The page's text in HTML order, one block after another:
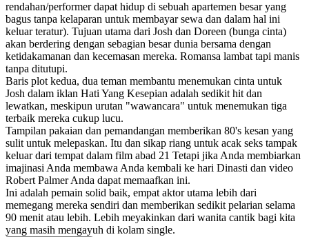
rendahan/performer dapat hidup di sebuah apartemen besar yang
bagus tanpa kelaparan untuk membayar sewa dan dalam hal ini
keluar teratur). Tujuan utama dari Josh dan Doreen (bunga cinta)
akan berdering dengan sebagian besar dunia bersama dengan
ketidakamanan dan kecemasan mereka. Romansa lambat tapi manis
tanpa ditutupi.
Baris plot kedua, dua teman membantu menemukan cinta untuk
Josh dalam iklan Hati Yang Kesepian adalah sedikit hit dan
lewatkan, meskipun urutan "wawancara" untuk menemukan tiga
terbaik mereka cukup lucu.
Tampilan pakaian dan pemandangan memberikan 80's kesan yang
sulit untuk melepaskan. Itu dan sikap riang untuk acak seks tampak
keluar dari tempat dalam film abad 21 Tetapi jika Anda membiarkan
imajinasi Anda membawa Anda kembali ke hari Dinasti dan video
Robert Palmer Anda dapat memaafkan ini.
Ini adalah pemain solid baik, empat aktor utama lebih dari
memegang mereka sendiri dan memberikan sedikit pelarian selama
90 menit atau lebih. Lebih meyakinkan dari wanita cantik bagi kita
yang masih mengayuh di kolam single.